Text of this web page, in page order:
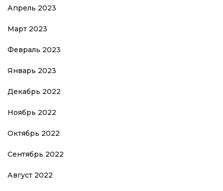
Апрель 2023
Март 2023
Февраль 2023
Январь 2023
Декабрь 2022
Ноябрь 2022
Октябрь 2022
Сентябрь 2022
Август 2022